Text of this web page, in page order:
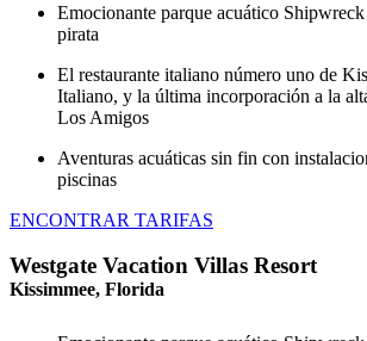
Emocionante parque acuático
pirata
El restaurante italiano número uno de
Italiano, y la última incorporación a la
Los Amigos
Aventuras acuáticas sin fin con
piscinas
ENCONTRAR TARIFAS
Westgate Vacation Villas Resort
Kissimmee, Florida